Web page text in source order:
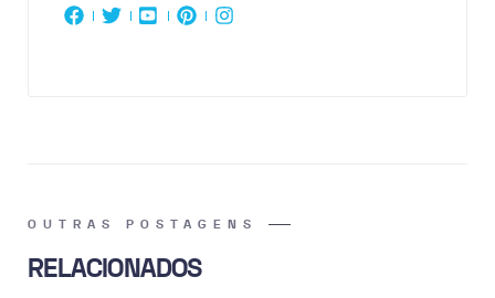
OUTRAS POSTAGENS
RELACIONADOS